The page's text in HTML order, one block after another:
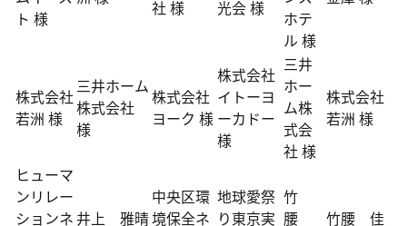
ト 様
社 様
光会 様
ホテ
ル 様
株式会社
若洲 様
三井ホーム
株式会社
様
株式会社
ヨーク 様
株式会社
イトーヨ
ーカドー
様
三井
ホー
ム株
式会
社 様
株式会社
若洲 様
ヒューマ
ンリレー
ションネ 井上 雅晴
中央区環
境保全ネ
地球愛祭
り東京実
竹
腰
竹腰 佳